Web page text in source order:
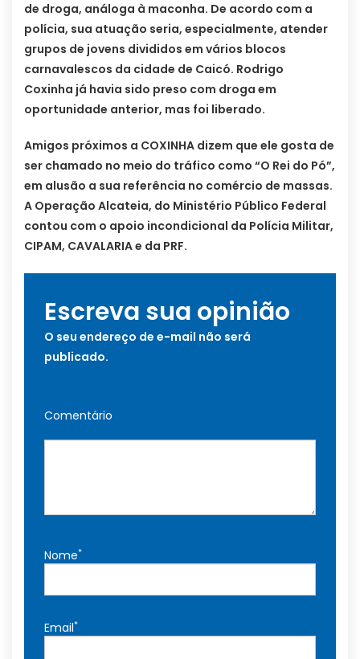
de droga, análoga à maconha. De acordo com a
polícia, sua atuação seria, especialmente, atender
grupos de jovens divididos em vários blocos
carnavalescos da cidade de Caicó. Rodrigo
Coxinha já havia sido preso com droga em
oportunidade anterior, mas foi liberado.
Amigos próximos a COXINHA dizem que ele gosta de
ser chamado no meio do tráfico como “O Rei do Pó”,
em alusão a sua referência no comércio de massas.
A Operação Alcateia, do Ministério Público Federal
contou com o apoio incondicional da Polícia Militar,
CIPAM, CAVALARIA e da PRF.
Escreva sua opinião
O seu endereço de e-mail não será
publicado.
Comentário
Nome*
Email*